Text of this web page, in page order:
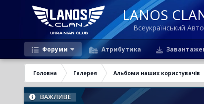
LANOS
Всеукраїнський
Форуми Атрибутика
Головна Галерея Альбоми наших користувачів
ВАЖЛИВЕ